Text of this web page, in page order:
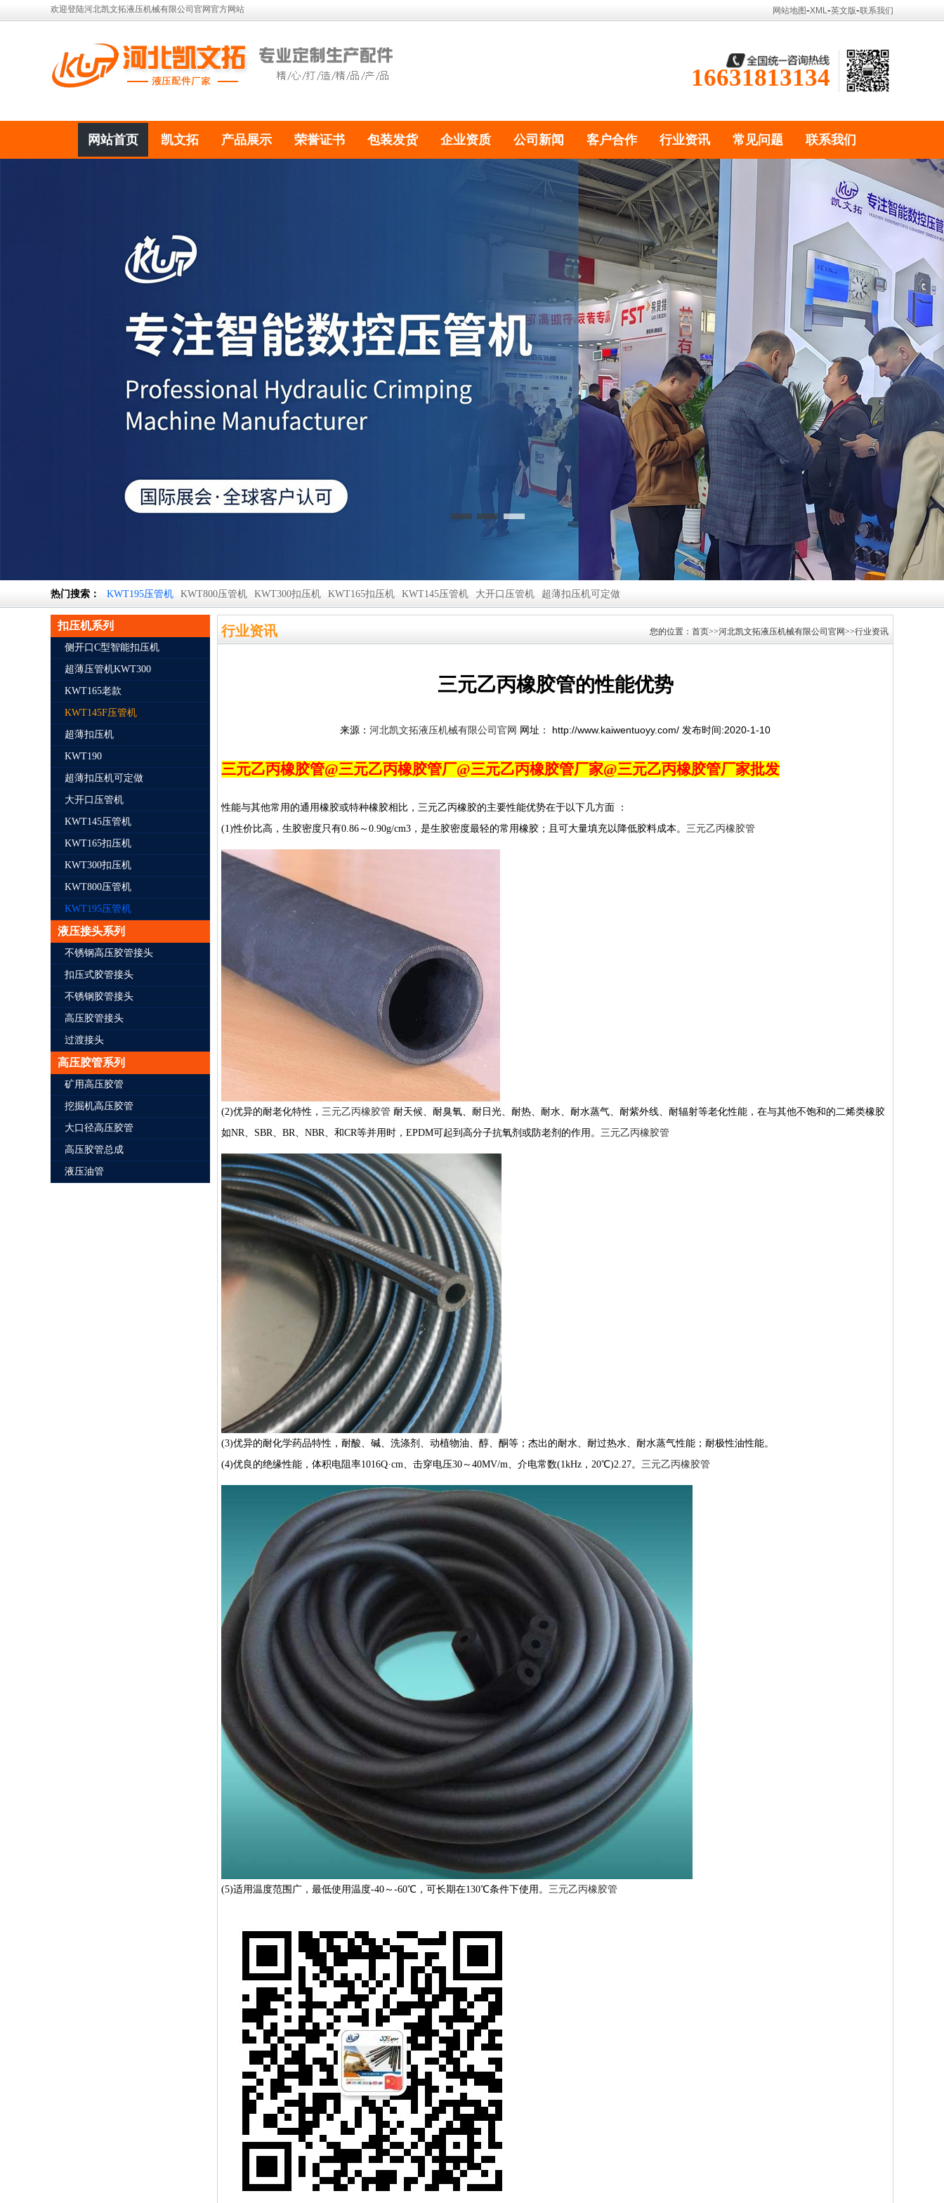
欢迎登陆河北凯文拓液压机械有限公司官网官方网站 网站地图-XML-英文版-联系我们
16631813134
网站首页 凯文拓 产品展示 荣誉证书 包装发货 企业资质 公司新闻 客户合作 行业资讯 常见问题 联系我们
热门搜索： KWT195压管机 KWT800压管机 KWT300扣压机 KWT165扣压机 KWT145压管机 大开口压管机 超薄扣压机可定做
扣压机系列
侧开口C型智能扣压机
超薄压管机KWT300
KWT165老款
KWT145F压管机
超薄扣压机
KWT190
超薄扣压机可定做
大开口压管机
KWT145压管机
KWT165扣压机
KWT300扣压机
KWT800压管机
KWT195压管机
液压接头系列
不锈钢高压胶管接头
扣压式胶管接头
不锈钢胶管接头
高压胶管接头
过渡接头
高压胶管系列
矿用高压胶管
挖掘机高压胶管
大口径高压胶管
高压胶管总成
液压油管
行业资讯 您的位置：首页>>河北凯文拓液压机械有限公司官网>>行业资讯
三元乙丙橡胶管的性能优势
来源： 河北凯文拓液压机械有限公司官网 网址： http://www.kaiwentuoyy.com/ 发布时间:2020-1-10
三元乙丙橡胶管@三元乙丙橡胶管厂@三元乙丙橡胶管厂家@三元乙丙橡胶管厂家批发
性能与其他常用的通用橡胶或特种橡胶相比，三元乙丙橡胶的主要性能优势在于以下几方面 ：
(1)性价比高，生胶密度只有0.86～0.90g/cm3，是生胶密度最轻的常用橡胶；且可大量填充以降低胶料成本。 三元乙丙橡胶管
(2)优异的耐老化特性， 三元乙丙橡胶管 耐天候、耐臭氧、耐日光、耐热、耐水、耐水蒸气、耐紫外线、耐辐射等老化性能，在与其他不饱和的二烯类橡胶
如NR、SBR、BR、NBR、和CR等并用时，EPDM可起到高分子抗氧剂或防老剂的作用。 三元乙丙橡胶管
(3)优异的耐化学药品特性，耐酸、碱、洗涤剂、动植物油、醇、酮等；杰出的耐水、耐过热水、耐水蒸气性能；耐极性油性能。
(4)优良的绝缘性能，体积电阻率1016Q·cm、击穿电压30～40MV/m、介电常数(1kHz，20℃)2.27。 三元乙丙橡胶管
(5)适用温度范围广，最低使用温度-40～-60℃，可长期在130℃条件下使用。 三元乙丙橡胶管